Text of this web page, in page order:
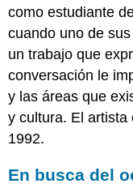
como estudiante
cuando uno de
un trabajo que
conversación le
y las áreas que
y cultura. El artista
1992.
En busca del